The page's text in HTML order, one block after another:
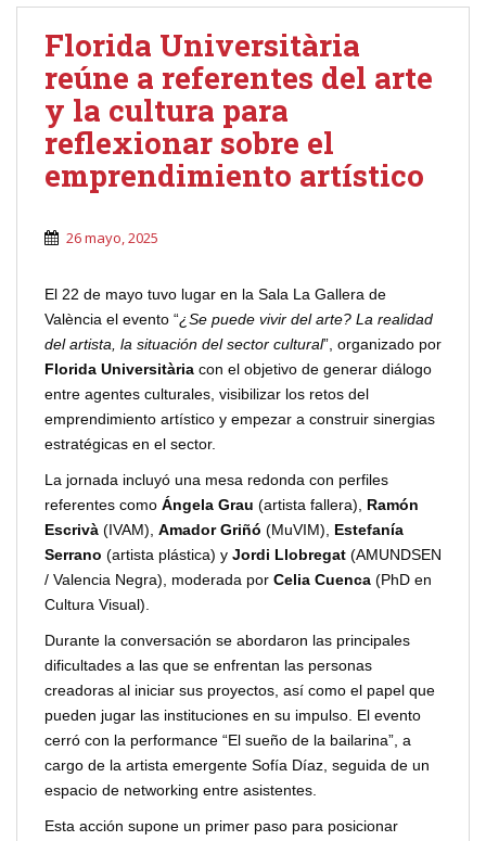
Florida Universitària
reúne a referentes del arte
y la cultura para
reflexionar sobre el
emprendimiento artístico
26 mayo, 2025
El 22 de mayo tuvo lugar en la Sala La Gallera de
València el evento “¿Se puede vivir del arte? La realidad
del artista, la situación del sector cultural”, organizado por
Florida Universitària con el objetivo de generar diálogo
entre agentes culturales, visibilizar los retos del
emprendimiento artístico y empezar a construir sinergias
estratégicas en el sector.
La jornada incluyó una mesa redonda con perfiles
referentes como Ángela Grau (artista fallera), Ramón
Escrivà (IVAM), Amador Griñó (MuVIM), Estefanía
Serrano (artista plástica) y Jordi Llobregat (AMUNDSEN
/ Valencia Negra), moderada por Celia Cuenca (PhD en
Cultura Visual).
Durante la conversación se abordaron las principales
dificultades a las que se enfrentan las personas
creadoras al iniciar sus proyectos, así como el papel que
pueden jugar las instituciones en su impulso. El evento
cerró con la performance “El sueño de la bailarina”, a
cargo de la artista emergente Sofía Díaz, seguida de un
espacio de networking entre asistentes.
Esta acción supone un primer paso para posicionar